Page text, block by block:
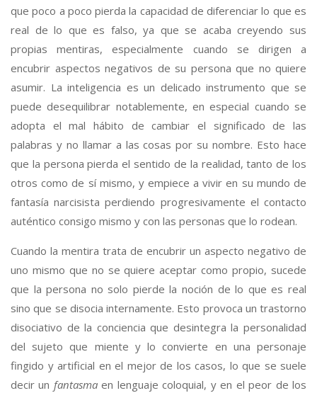
que poco a poco pierda la capacidad de diferenciar lo que es
real de lo que es falso, ya que se acaba creyendo sus
propias mentiras, especialmente cuando se dirigen a
encubrir aspectos negativos de su persona que no quiere
asumir. La inteligencia es un delicado instrumento que se
puede desequilibrar notablemente, en especial cuando se
adopta el mal hábito de cambiar el significado de las
palabras y no llamar a las cosas por su nombre. Esto hace
que la persona pierda el sentido de la realidad, tanto de los
otros como de sí mismo, y empiece a vivir en su mundo de
fantasía narcisista perdiendo progresivamente el contacto
auténtico consigo mismo y con las personas que lo rodean.
Cuando la mentira trata de encubrir un aspecto negativo de
uno mismo que no se quiere aceptar como propio, sucede
que la persona no solo pierde la noción de lo que es real
sino que se disocia internamente. Esto provoca un trastorno
disociativo de la conciencia que desintegra la personalidad
del sujeto que miente y lo convierte en una personaje
fingido y artificial en el mejor de los casos, lo que se suele
decir un fantasmaen lenguaje coloquial, y en el peor de los